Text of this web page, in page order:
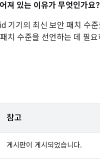
져 있는 이유가 무엇인가요?
기기의 최신 보안 패치 수
치 수준을 선언하는 데 필
참고
게시판이 게시되었습니다.